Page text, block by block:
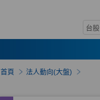
台股
首頁 法人動向(大盤)